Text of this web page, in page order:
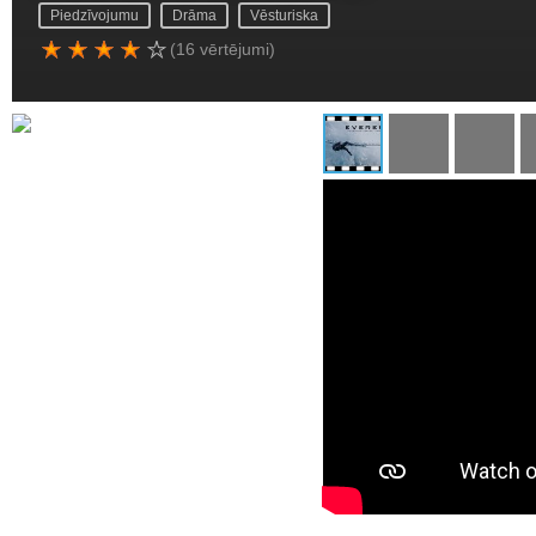
Piedzīvojumu Drāma Vēsturiska
(16 vērtējumi)